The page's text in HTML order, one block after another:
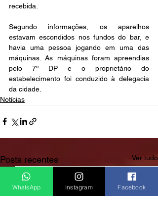
recebida.
Segundo informações, os aparelhos
estavam escondidos nos fundos do bar, e
havia uma pessoa jogando em uma das
máquinas. As máquinas foram apreendias
pelo 7º DP e o proprietário do
estabelecimento foi conduzido à delegacia
da cidade.
Notícias
Posts recentes Ver tudo
WhatsApp Instagram Facebook